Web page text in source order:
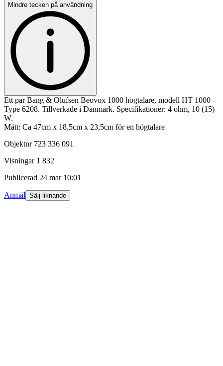
Mindre tecken på användning
Ett par Bang & Olufsen Beovox 1000 högtalare, modell HT 1000 -
Type 6208. Tillverkade i Danmark. Specifikationer: 4 ohm, 10 (15)
W.
Mått: Ca 47cm x 18,5cm x 23,5cm för en högtalare
Objektnr 723 336 091
Visningar 1 832
Publicerad 24 mar 10:01
Anmäl Sälj liknande